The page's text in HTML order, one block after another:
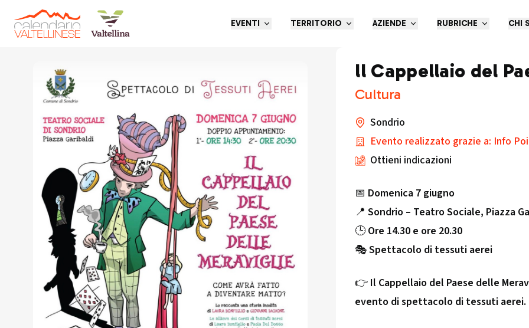
EVENTI TERRITORIO AZIENDE RUBRICHE CHI
Torna indietro
ll Cappellaio del
Cultura
Sondrio
Evento realizzato grazie a: Info
Ottieni indicazioni
📅 Domenica 7 giugno
📍Sondrio – Teatro Sociale, Piazza
🕒Ore 14.30 e ore 20.30
🎭Spettacolo di tessuti aerei
👉 Il Cappellaio del Paese delle
evento di spettacolo di tessuti aerei.